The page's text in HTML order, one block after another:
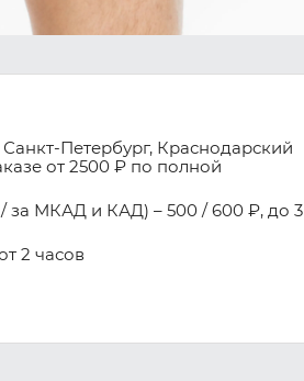
Петербург, Краснодарский
от 2500 ₽ по полной
за МКАД и КАД) – 500 / 600 ₽, до 3
2 часов